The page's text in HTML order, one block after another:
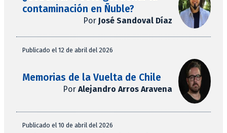
contaminación en Ñuble?
Por José Sandoval Díaz
Publicado el 12 de abril del 2026
Memorias de la Vuelta de Chile
Por Alejandro Arros Aravena
Publicado el 10 de abril del 2026